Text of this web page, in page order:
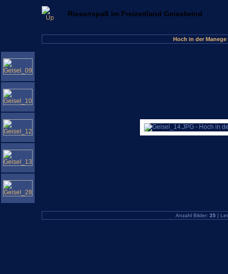
Riesenspaß im Freizeitland Geiselwind
Hoch in der
Anzahl Bilder: 25|